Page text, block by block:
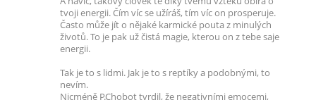
tvoji energii. Čím víc se užíráš, tím víc on prosperuje.
Často může jít o nějaké karmické pouta z minulých
životů. To je pak už čistá magie, kterou on z tebe saje
energii.
Tak je to s lidmi. Jak je to s reptíky a podobnými, to
nevím.
Nicméně P.Chobot tvrdil, že negativními emocemi,